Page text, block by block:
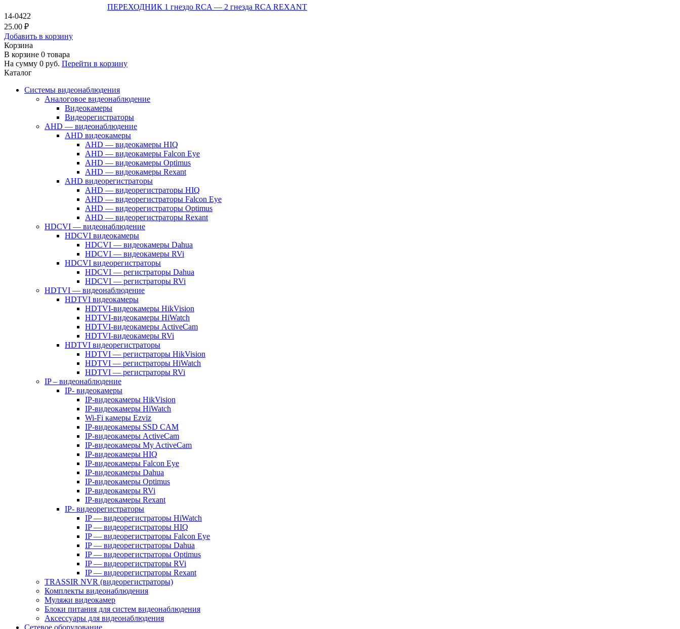
ПЕРЕХОДНИК 1 гнездо RCA — 2 гнезда RCA REXANT
14-0422
25.00 ₽
Добавить в корзину
Корзина
В корзине 0 товара
На сумму 0 руб. Перейти в корзину
Каталог
Системы видеонаблюдения
Аналоговое видеонаблюдение
Видеокамеры
Видеорегистраторы
AHD — видеонаблюдение
AHD видеокамеры
AHD — видеокамеры HIQ
AHD — видеокамеры Falcon Eye
AHD — видеокамеры Optimus
AHD — видеокамеры Rexant
AHD видеорегистраторы
AHD — видеорегистраторы HIQ
AHD — видеорегистраторы Falcon Eye
AHD — видеорегистраторы Optimus
AHD — видеорегистраторы Rexant
HDCVI — видеонаблюдение
HDCVI видеокамеры
HDCVI — видеокамеры Dahua
HDCVI — видеокамеры RVi
HDCVI видеорегистраторы
HDCVI — регистраторы Dahua
HDCVI — регистраторы RVi
HDTVI — видеонаблюдение
HDTVI видеокамеры
HDTVI-видеокамеры HikVision
HDTVI-видеокамеры HiWatch
HDTVI-видеокамеры ActiveCam
HDTVI-видеокамеры RVi
HDTVI видеорегистраторы
HDTVI — регистраторы HikVision
HDTVI — регистраторы HiWatch
HDTVI — регистраторы RVi
IP – видеонаблюдение
IP- видеокамеры
IP-видеокамеры HikVision
IP-видеокамеры HiWatch
Wi-Fi камеры Ezviz
IP-видеокамеры SSD CAM
IP-видеокамеры ActiveCam
IP-видеокамеры My ActiveCam
IP-видеокамеры HIQ
IP-видеокамеры Falcon Eye
IP-видеокамеры Dahua
IP-видеокамеры Optimus
IP-видеокамеры RVi
IP-видеокамеры Rexant
IP- видеорегистраторы
IP — видеорегистраторы HiWatch
IP — видеорегистраторы HIQ
IP — видеорегистраторы Falcon Eye
IP — видеорегистраторы Dahua
IP — видеорегистраторы Optimus
IP — видеорегистраторы RVi
IP — видеорегистраторы Rexant
TRASSIR NVR (видеорегистраторы)
Комплекты видеонаблюдения
Муляжи видеокамер
Блоки питания для систем видеонаблюдения
Аксессуары для видеонаблюдения